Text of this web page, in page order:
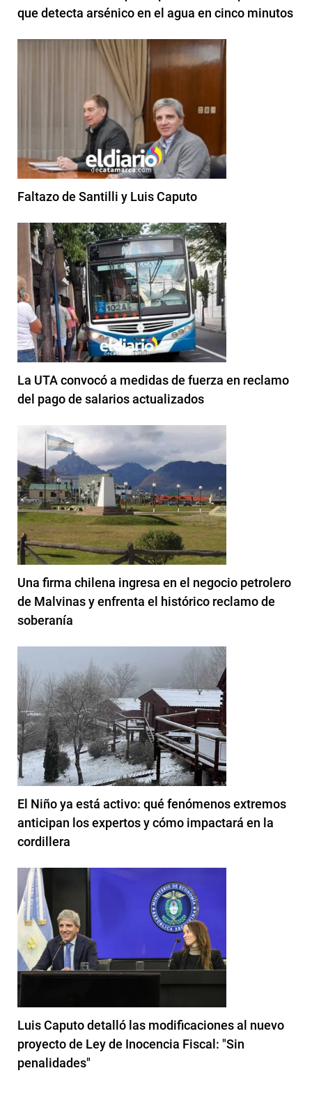
que detecta arsénico en el agua en cinco minutos
Faltazo de Santilli y Luis Caputo
La UTA convocó a medidas de fuerza en reclamo
del pago de salarios actualizados
Una firma chilena ingresa en el negocio petrolero
de Malvinas y enfrenta el histórico reclamo de
soberanía
El Niño ya está activo: qué fenómenos extremos
anticipan los expertos y cómo impactará en la
cordillera
Luis Caputo detalló las modificaciones al nuevo
proyecto de Ley de Inocencia Fiscal: "Sin
penalidades"